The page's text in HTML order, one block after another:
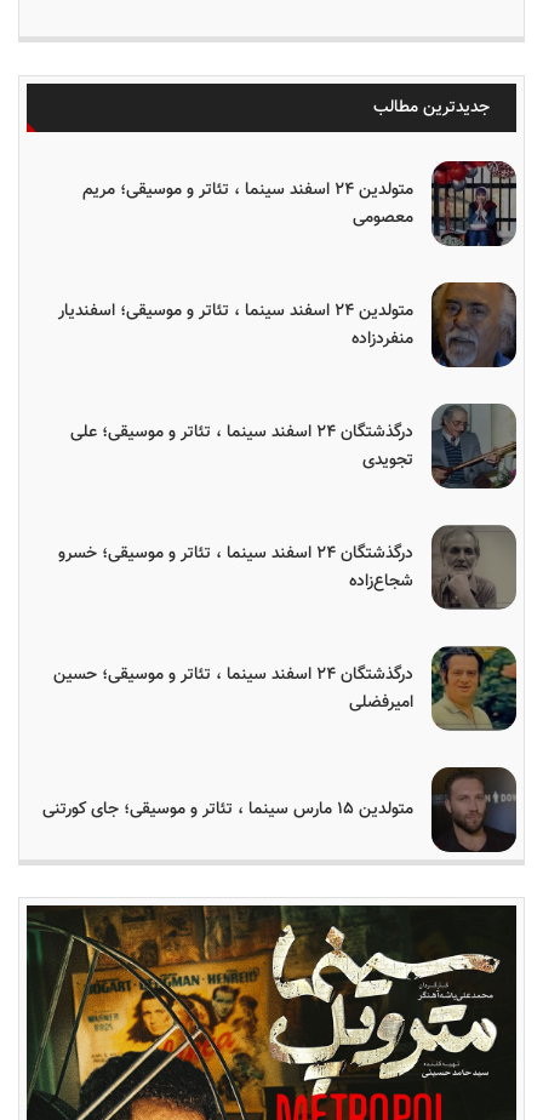
جدیدترین مطالب
متولدین ۲۴ اسفند سینما ، تئاتر و موسیقی؛ مریم
معصومی
متولدین ۲۴ اسفند سینما ، تئاتر و موسیقی؛ اسفندیار
منفردزاده
درگذشتگان ۲۴ اسفند سینما ، تئاتر و موسیقی؛ علی
تجویدی
درگذشتگان ۲۴ اسفند سینما ، تئاتر و موسیقی؛ خسرو
شجاع‌زاده
درگذشتگان ۲۴ اسفند سینما ، تئاتر و موسیقی؛ حسین
امیرفضلی
متولدین ۱۵ مارس سینما ، تئاتر و موسیقی؛ جای کورتنی